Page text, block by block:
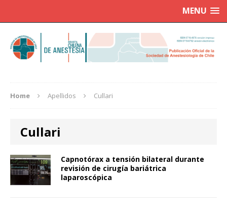
MENU
Home Apellidos Cullari
Cullari
Capnotórax a tensión bilateral durante
revisión de cirugía bariátrica
laparoscópica